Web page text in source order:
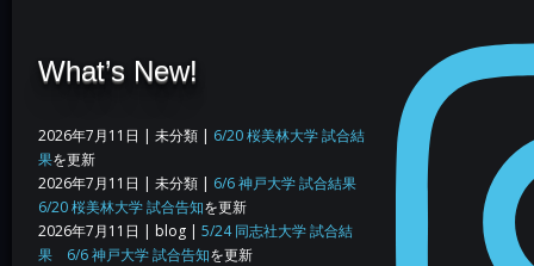
What’s New!
2026年7月11日 | 未分類 | 6/20 桜美林大学 試合結
果を更新
2026年7月11日 | 未分類 | 6/6 神戸大学 試合結果
6/20 桜美林大学 試合告知を更新
2026年7月11日 | blog | 5/24 同志社大学 試合結
果 6/6 神戸大学 試合告知を更新